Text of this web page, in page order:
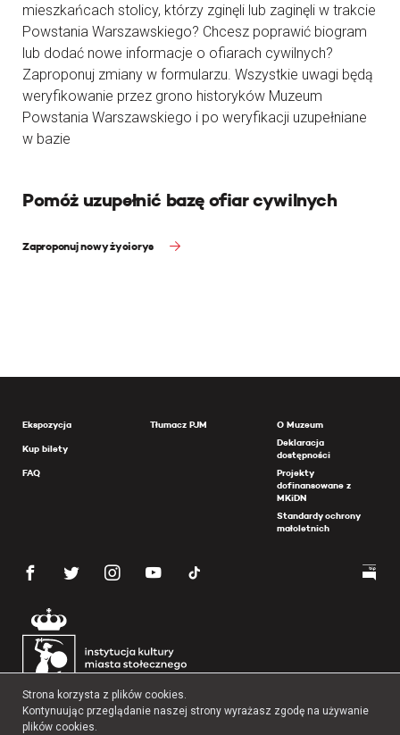
mieszkańcach stolicy, którzy zginęli lub zaginęli w trakcie
Powstania Warszawskiego? Chcesz poprawić biogram
lub dodać nowe informacje o ofiarach cywilnych?
Zaproponuj zmiany w formularzu. Wszystkie uwagi będą
weryfikowanie przez grono historyków Muzeum
Powstania Warszawskiego i po weryfikacji uzupełniane
w bazie
Pomóż uzupełnić bazę ofiar cywilnych
Zaproponuj nowy życiorys
Ekspozycja
Kup bilety
FAQ
Tłumacz PJM
O Muzeum
Deklaracja
dostępności
Projekty
dofinansowane z
MKiDN
Standardy ochrony
małoletnich
Strona korzysta z plików cookies.
Kontynuując przeglądanie naszej strony wyrażasz zgodę na używanie
plików cookies.